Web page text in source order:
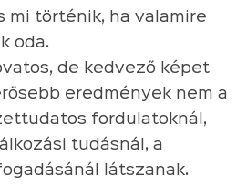
mi történik, ha valamire
oda.
de kedvező képet
eredmények nem a
fordulatoknál,
tudásnál, a
látszanak.